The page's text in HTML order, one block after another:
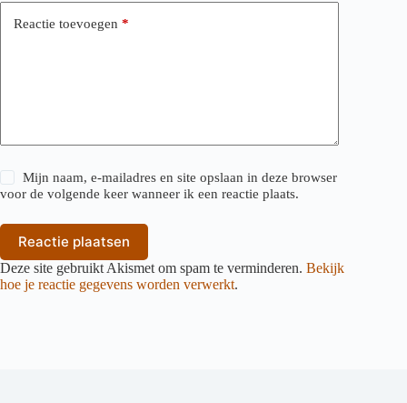
Reactie toevoegen *
Mijn naam, e-mailadres en site opslaan in deze browser
voor de volgende keer wanneer ik een reactie plaats.
Reactie plaatsen
Deze site gebruikt Akismet om spam te verminderen. Bekijk
hoe je reactie gegevens worden verwerkt.